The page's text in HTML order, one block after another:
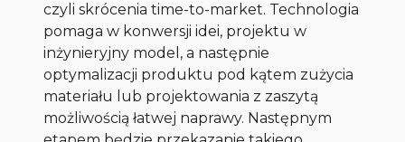
czyli skrócenia time-to-market. Technologia
pomaga w konwersji idei, projektu w
inżynieryjny model, a następnie
optymalizacji produktu pod kątem zużycia
materiału lub projektowania z zaszytą
możliwością łatwej naprawy. Następnym